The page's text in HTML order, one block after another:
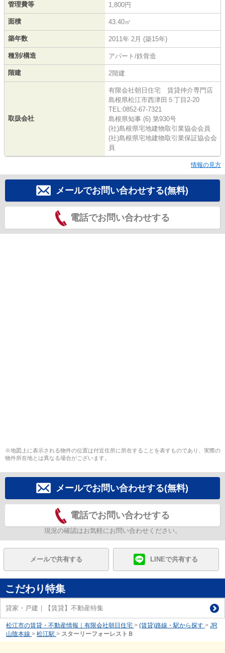
管理費等 1,800円
面積 43.40㎡
築年数 2011年 2月 (築15年)
種別/構造 アパート/鉄骨造
階建 2階建
取扱会社
有限会社朝日住宅 賃貸仲介専門店
島根県松江市西津田５丁目2-20
TEL:0852-67-7321
島根県知事 (6) 第930号
(社)島根県宅地建物取引業協会会員
(社)島根県宅地建物取引業保証協会会
員
情報の見方
メールでお問い合わせする(無料)
電話でお問い合わせする
※地図上に表示される物件の位置は付近住所に所在することを表すものであり、実際の
物件所在地とは異なる場合がございます。
メールでお問い合わせする(無料)
電話でお問い合わせする
現況の確認はお気軽にお問い合わせください。
メールで共有する LINEで共有する
こだわり特集
貸家・戸建｜【賃貸】不動産特集
松江市の賃貸・不動産情報｜有限会社朝日住宅 > (賃貸)路線・駅から探す > JR
山陰本線 > 松江駅 > スターリーフォーレストＢ